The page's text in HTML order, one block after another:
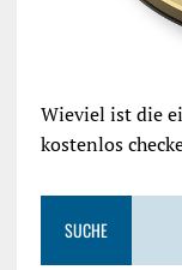
Wieviel ist die
kostenlos
SUCHE